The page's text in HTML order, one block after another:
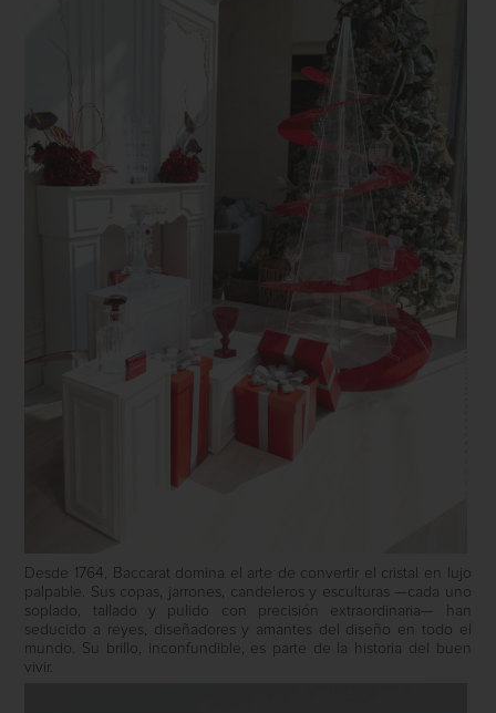
Desde 1764, Baccarat domina el arte de convertir el cristal en lujo
palpable. Sus copas, jarrones, candeleros y esculturas —cada uno
soplado, tallado y pulido con precisión extraordinaria— han
seducido a reyes, diseñadores y amantes del diseño en todo el
mundo. Su brillo, inconfundible, es parte de la historia del buen
vivir.